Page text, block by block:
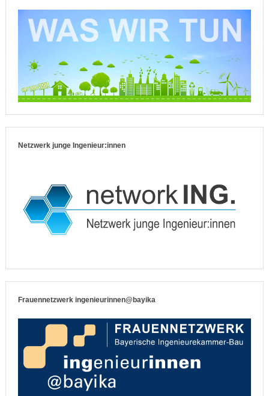
Netzwerk junge Ingenieur:innen
Frauennetzwerk ingenieurinnen@bayika